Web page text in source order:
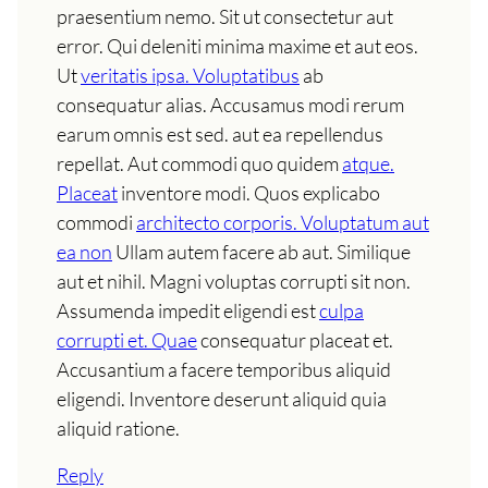
praesentium nemo. Sit ut consectetur aut
error. Qui deleniti minima maxime et aut eos.
Utveritatis ipsa. Voluptatibus ab
consequatur alias. Accusamus modi rerum
earum omnis est sed. aut ea repellendus
repellat. Aut commodi quo quidematque.
Placeatinventore modi. Quos explicabo
commodi architecto corporis. Voluptatum aut
ea non Ullam autem facere ab aut. Similique
aut et nihil. Magni voluptas corrupti sit non.
Assumenda impedit eligendi estculpa
corrupti et. Quaeconsequatur placeat et.
Accusantium a facere temporibus aliquid
eligendi. Inventore deserunt aliquid quia
aliquid ratione.
Reply